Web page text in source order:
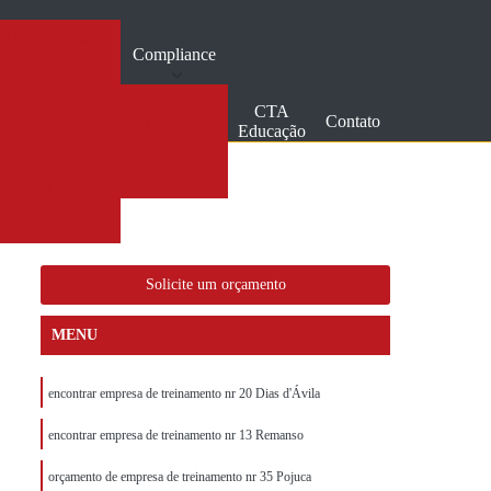
Compliance
CTA
Educação
Contato
Solicite um orçamento
MENU
encontrar empresa de treinamento nr 20 Dias d'Ávila
encontrar empresa de treinamento nr 13 Remanso
orçamento de empresa de treinamento nr 35 Pojuca